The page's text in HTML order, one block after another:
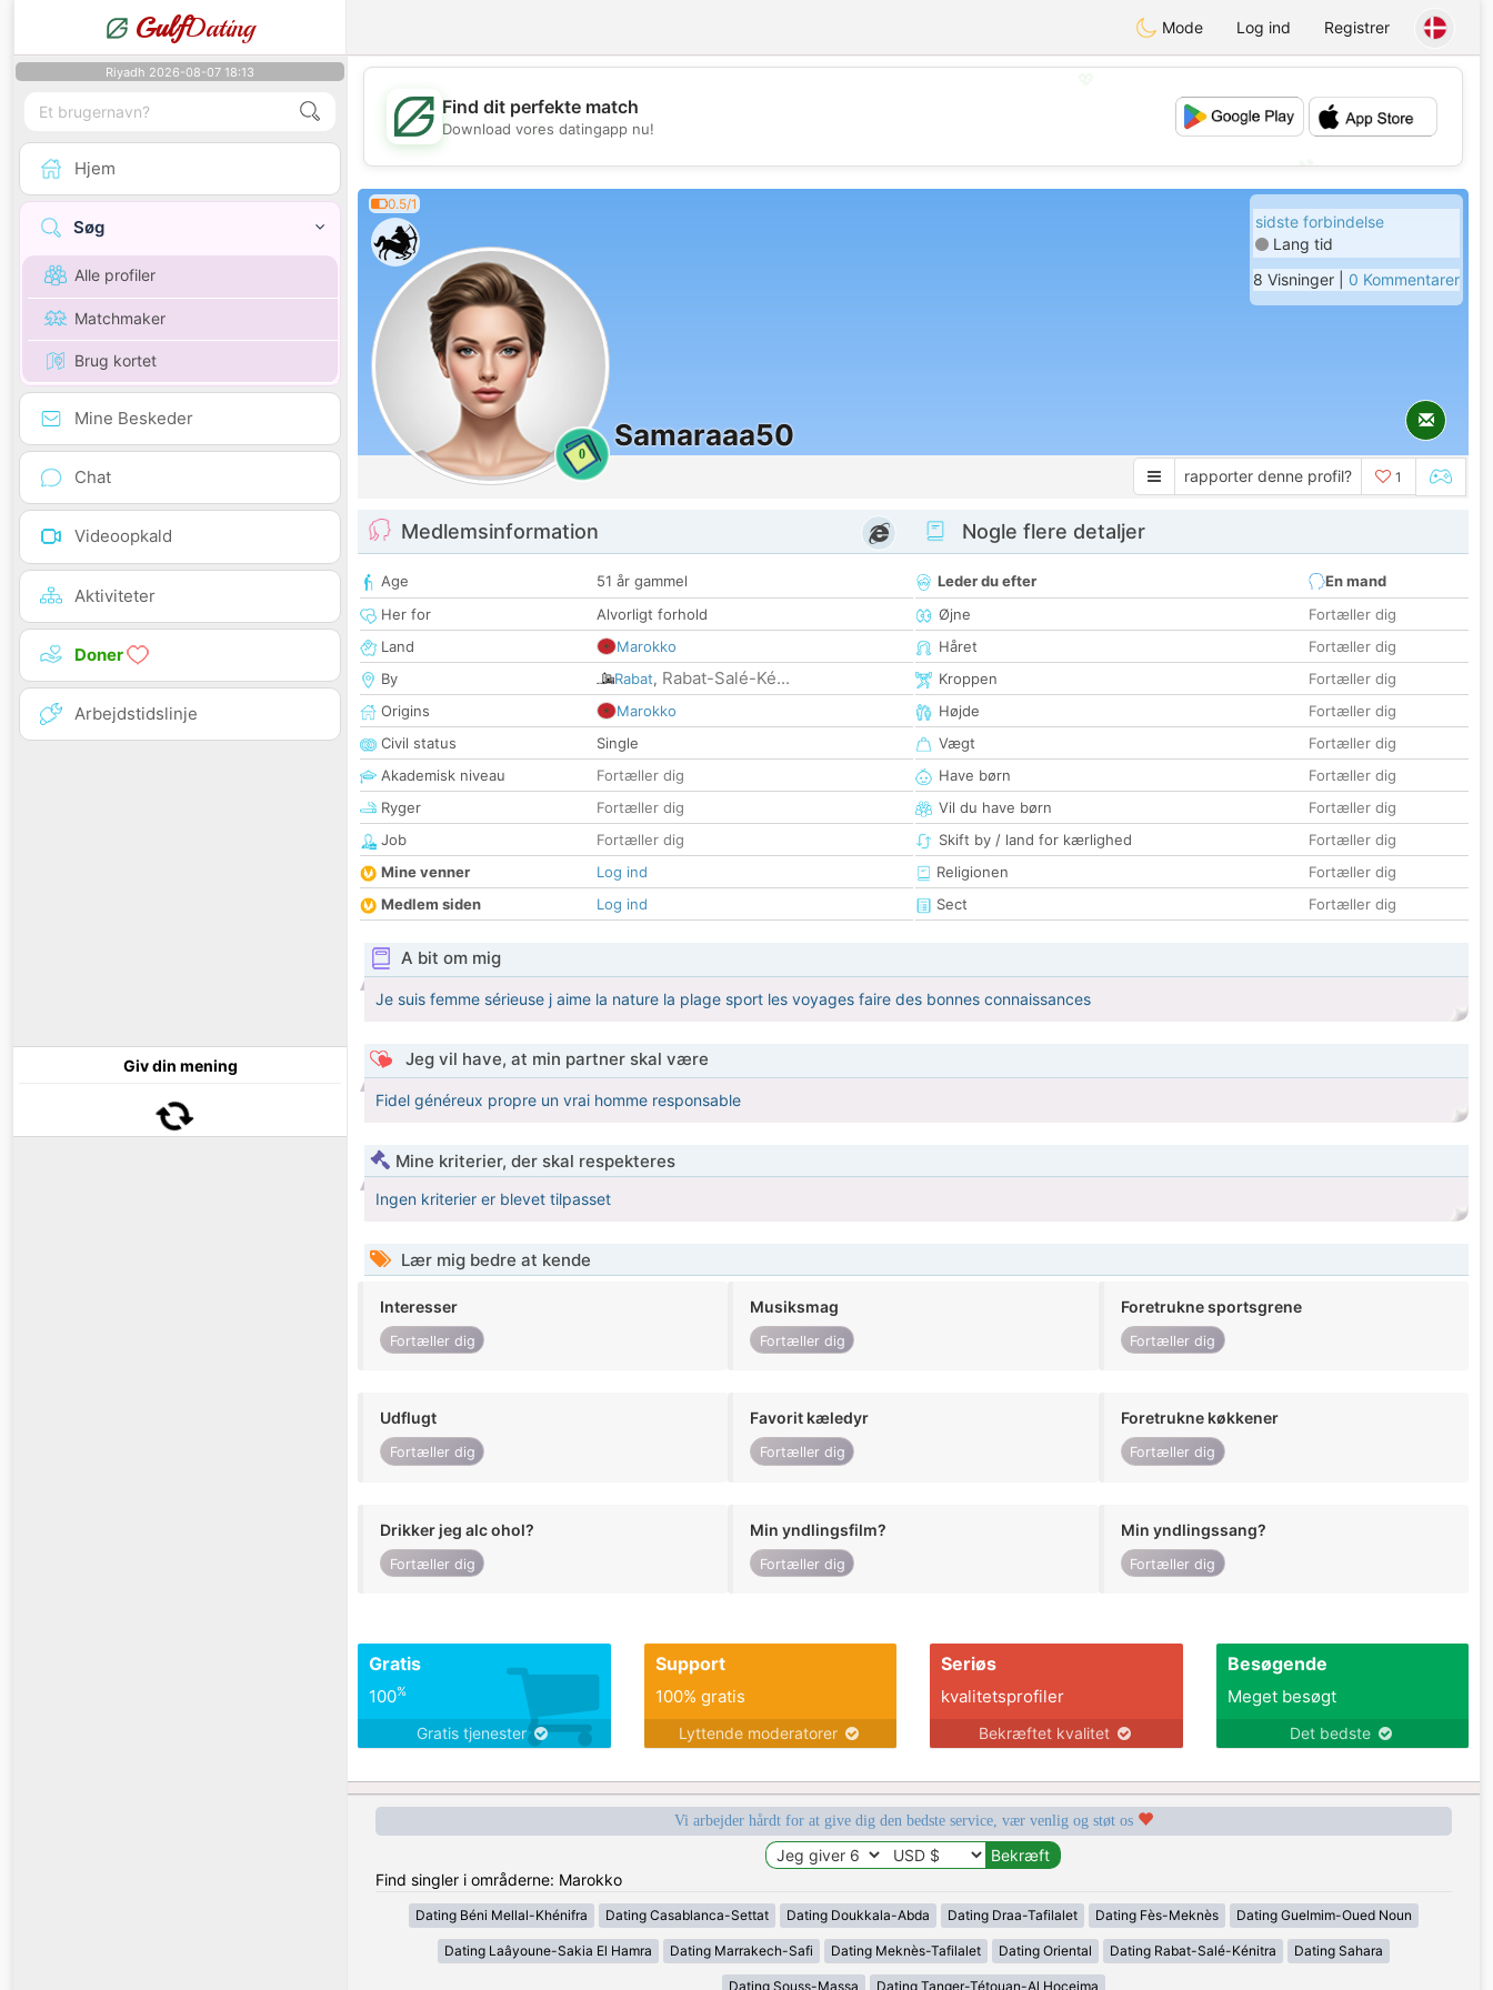
GulfDating Mode Log ind Registrer
Riyadh 2026-08-07 18:13
Hjem
Søg
Alle profiler
Matchmaker
Brug kortet
Mine Beskeder
Chat
Videoopkald
Aktiviteter
Doner
Arbejdstidslinje
Giv din mening
💖
💕
Find dit perfekte match
Download vores datingapp nu!
0.5/1
0
Samaraaa50
sidste forbindelse
Lang tid
8 Visninger | 0 Kommentarer
rapporter denne profil? 1
Medlemsinformation
Age
51 år gammel
Her for
Alvorligt forhold
Land
Marokko
By
Rabat, Rabat-Salé-Ké...
Origins
Marokko
Civil status
Single
Akademisk niveau
Fortæller dig
Ryger
Fortæller dig
Job
Fortæller dig
Mine venner
Log ind
Medlem siden
Log ind
Nogle flere detaljer
Leder du efter
En mand
Øjne
Fortæller dig
Håret
Fortæller dig
Kroppen
Fortæller dig
Højde
Fortæller dig
Vægt
Fortæller dig
Have børn
Fortæller dig
Vil du have børn
Fortæller dig
Skift by / land for kærlighed
Fortæller dig
Religionen
Fortæller dig
Sect
Fortæller dig
A bit om mig
Je suis femme sérieuse j aime la nature la plage sport les voyages faire des bonnes connaissances
Jeg vil have, at min partner skal være
Fidel généreux propre un vrai homme responsable
Mine kriterier, der skal respekteres
Ingen kriterier er blevet tilpasset
Lær mig bedre at kende
Interesser
Fortæller dig
Musiksmag
Fortæller dig
Foretrukne sportsgrene
Fortæller dig
Udflugt
Fortæller dig
Favorit kæledyr
Fortæller dig
Foretrukne køkkener
Fortæller dig
Drikker jeg alc ohol?
Fortæller dig
Min yndlingsfilm?
Fortæller dig
Min yndlingssang?
Fortæller dig
Gratis
100%
Gratis tjenester
Support
100% gratis
Lyttende moderatorer
Seriøs
kvalitetsprofiler
Bekræftet kvalitet
Besøgende
Meget besøgt
Det bedste
Vi arbejder hårdt for at give dig den bedste service, vær venlig og støt os
Find singler i områderne: Marokko
Dating Béni Mellal-Khénifra Dating Casablanca-Settat Dating Doukkala-Abda Dating Draa-Tafilalet Dating Fès-Meknès Dating Guelmim-Oued Noun
Dating Laâyoune-Sakia El Hamra Dating Marrakech-Safi Dating Meknès-Tafilalet Dating Oriental Dating Rabat-Salé-Kénitra Dating Sahara
Dating Souss-Massa Dating Tanger-Tétouan-Al Hoceima